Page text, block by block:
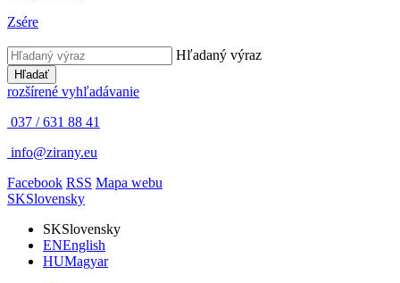
Zsére
Hľadaný výraz
Hľadať
rozšírené vyhľadávanie
037 / 631 88 41
info@zirany.eu
Facebook RSS Mapa webu
SKSlovensky
SKSlovensky
ENEnglish
HUMagyar